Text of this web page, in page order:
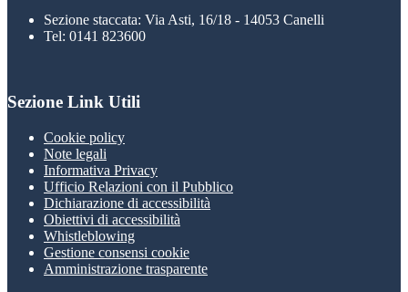
Sezione staccata: Via Asti, 16/18 - 14053 Canelli
Tel: 0141 823600
Sezione Link Utili
Cookie policy
Note legali
Informativa Privacy
Ufficio Relazioni con il Pubblico
Dichiarazione di accessibilità
Obiettivi di accessibilità
Whistleblowing
Gestione consensi cookie
Amministrazione trasparente